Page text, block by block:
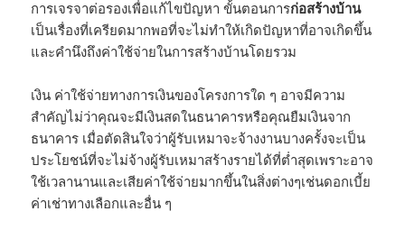
การเจรจาต่อรองเพื่อแก้ไขปัญหา ขั้นตอนการก่อสร้างบ้าน
เป็นเรื่องที่เครียดมากพอที่จะไม่ทำให้เกิดปัญหาที่อาจเกิดขึ้น
และคำนึงถึงค่าใช้จ่ายในการสร้างบ้านโดยรวม
เงิน ค่าใช้จ่ายทางการเงินของโครงการใด ๆ อาจมีความ
สำคัญไม่ว่าคุณจะมีเงินสดในธนาคารหรือคุณยืมเงินจาก
ธนาคาร เมื่อตัดสินใจว่าผู้รับเหมาจะจ้างงานบางครั้งจะเป็น
ประโยชน์ที่จะไม่จ้างผู้รับเหมาสร้างรายได้ที่ต่ำสุดเพราะอาจ
ใช้เวลานานและเสียค่าใช้จ่ายมากขึ้นในสิ่งต่างๆเช่นดอกเบี้ย
ค่าเช่าทางเลือกและอื่น ๆ